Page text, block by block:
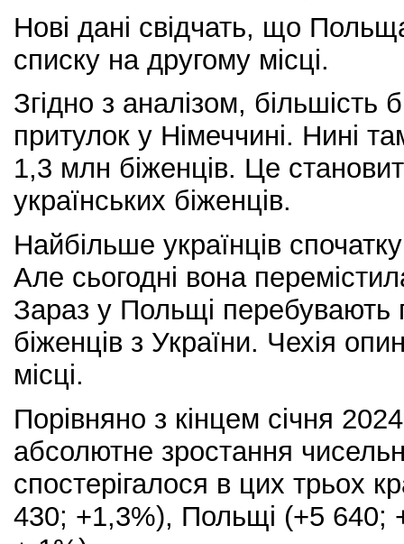
Нові дані свідчать, що
списку на другому місці.
Згідно з аналізом, більшість
притулок у Німеччині. Нині
1,3 млн біженців. Це
українських біженців.
Найбільше українців
Але сьогодні вона
Зараз у Польщі перебувають
біженців з України. Чехія
місці.
Порівняно з кінцем січня
абсолютне зростання
спостерігалося в цих трьох
430; +1,3%), Польщі (+5 640;